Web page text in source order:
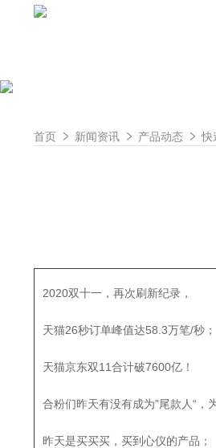
首页 新闻资讯 产品动态 快
2020双十一，再次刷新纪录，
天猫26秒订单峰值达58.3万笔/秒；
天猫京东双11合计破7600亿！
合粉们昨天有没有成为”尾款人“，
昨天是买买买，买到心仪的产品；